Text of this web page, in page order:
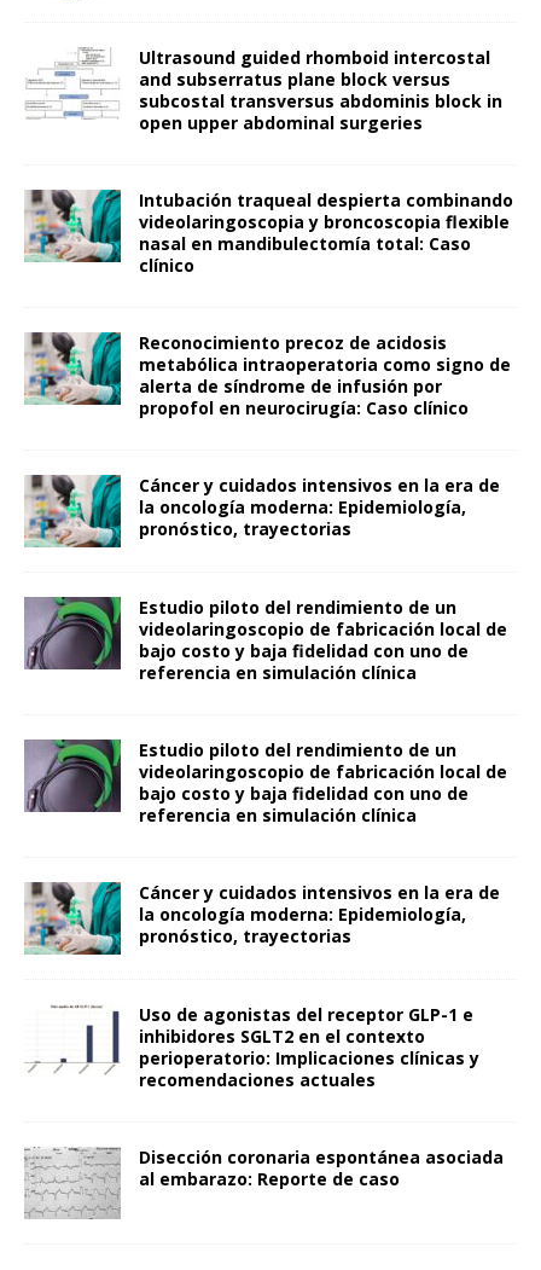
Ultrasound guided rhomboid intercostal
and subserratus plane block versus
subcostal transversus abdominis block in
open upper abdominal surgeries
Intubación traqueal despierta combinando
videolaringoscopia y broncoscopia flexible
nasal en mandibulectomía total: Caso
clínico
Reconocimiento precoz de acidosis
metabólica intraoperatoria como signo de
alerta de síndrome de infusión por
propofol en neurocirugía: Caso clínico
Cáncer y cuidados intensivos en la era de
la oncología moderna: Epidemiología,
pronóstico, trayectorias
Estudio piloto del rendimiento de un
videolaringoscopio de fabricación local de
bajo costo y baja fidelidad con uno de
referencia en simulación clínica
Estudio piloto del rendimiento de un
videolaringoscopio de fabricación local de
bajo costo y baja fidelidad con uno de
referencia en simulación clínica
Cáncer y cuidados intensivos en la era de
la oncología moderna: Epidemiología,
pronóstico, trayectorias
Uso de agonistas del receptor GLP-1 e
inhibidores SGLT2 en el contexto
perioperatorio: Implicaciones clínicas y
recomendaciones actuales
Disección coronaria espontánea asociada
al embarazo: Reporte de caso